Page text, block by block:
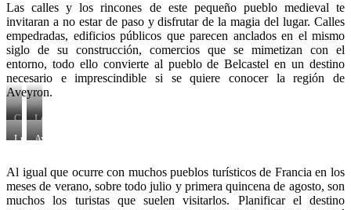
Las calles y los rincones de este pequeño pueblo medieval te
invitaran a no estar de paso y disfrutar de la magia del lugar. Calles
empedradas, edificios públicos que parecen anclados en el mismo
siglo de su construcción, comercios que se mimetizan con el
entorno, todo ello convierte al pueblo de Belcastel en un destino
necesario e imprescindible si se quiere conocer la región de
Aveyron.
Calles
para
pasear
Letreros
mimetizados
Lugares
en
Belcastel
Ayuntamiento
Al igual que ocurre con muchos pueblos turísticos de Francia en los
meses de verano, sobre todo julio y primera quincena de agosto, son
muchos los turistas que suelen visitarlos. Planificar el destino